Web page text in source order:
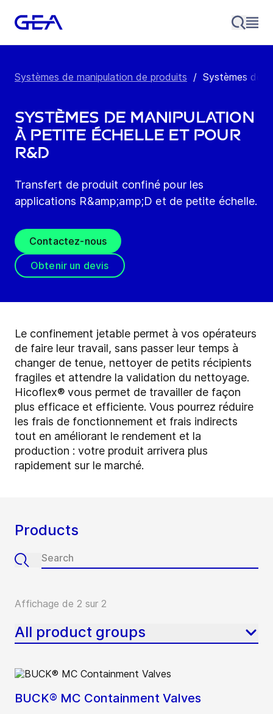
Systèmes de manipulation de produits / Systèmes de
Systèmes de manipulation
à petite échelle et pour
R&D
Transfert de produit confiné pour les
applications R&amp;amp;D et de petite échelle.
Contactez-nous
Obtenir un devis
Le confinement jetable permet à vos opérateurs
de faire leur travail, sans passer leur temps à
changer de tenue, nettoyer de petits récipients
fragiles et attendre la validation du nettoyage.
Hicoflex® vous permet de travailler de façon
plus efficace et efficiente. Vous pourrez réduire
les frais de fonctionnement et frais indirects
tout en améliorant le rendement et la
production : votre produit arrivera plus
rapidement sur le marché.
Products
Affichage de 2 sur 2
All product groups
BUCK® MC Containment Valves